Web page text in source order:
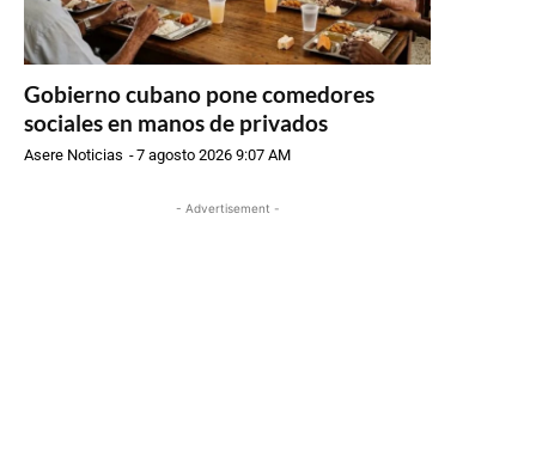
Gobierno cubano pone comedores
sociales en manos de privados
Asere Noticias -7 agosto 2026 9:07 AM
- Advertisement -